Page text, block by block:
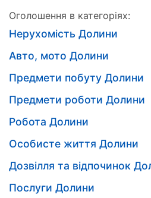
Оголошення в категоріях:
Нерухомість Долини
Авто, мото Долини
Предмети побуту Долини
Предмети роботи Долини
Робота Долини
Особисте життя Долини
Дозвілля та відпочинок
Послуги Долини